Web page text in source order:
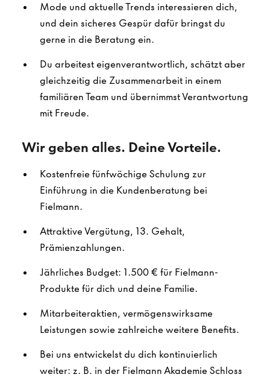
Mode und aktuelle Trends interessieren dich,
und dein sicheres Gespür dafür bringst du
gerne in die Beratung ein.
Du arbeitest eigenverantwortlich, schätzt aber
gleichzeitig die Zusammenarbeit in einem
familiären Team und übernimmst Verantwortung
mit Freude.
Wir geben alles. Deine Vorteile.
Kostenfreie fünfwöchige Schulung zur
Einführung in die Kundenberatung bei
Fielmann.
Attraktive Vergütung, 13. Gehalt,
Prämienzahlungen.
Jährliches Budget: 1.500 € für Fielmann-
Produkte für dich und deine Familie.
Mitarbeiteraktien, vermögenswirksame
Leistungen sowie zahlreiche weitere Benefits.
Bei uns entwickelst du dich kontinuierlich
weiter: z. B. in der Fielmann Akademie Schloss